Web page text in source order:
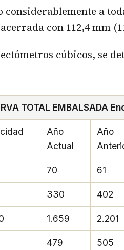
a
con 112,4 mm
cúbicos, se
TOTAL EMBALSADA
Año
Actual
Año
70 61
330 402
1.659 2.201
479 505